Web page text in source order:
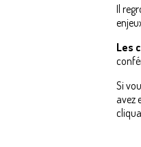
Il
Les
Si
avez